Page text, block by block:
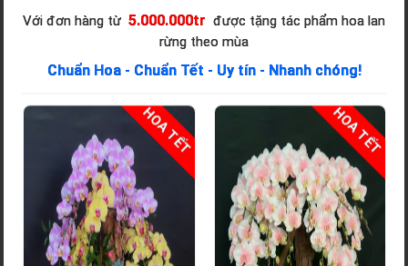
Với đơn hàng từ 5.000.000tr được tặng tác phẩm hoa lan
rừng theo mùa
Chuẩn Hoa - Chuẩn Tết - Uy tín - Nhanh chóng!
HOA TẾT HOA TẾT